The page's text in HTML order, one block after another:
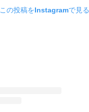
この投稿をInstagramで見る